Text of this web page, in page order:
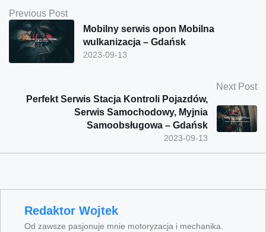
Previous Post
2023-09-13
Mobilny serwis opon Mobilna
wulkanizacja – Gdańsk
Next Post
2023-09-13
Perfekt Serwis Stacja Kontroli Pojazdów,
Serwis Samochodowy, Myjnia
Samoobsługowa – Gdańsk
Redaktor Wojtek
Od zawsze pasjonuje mnie motoryzacja i mechanika.